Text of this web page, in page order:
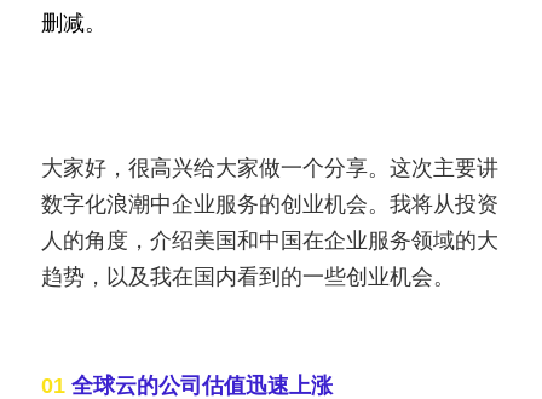
删减。
大家好，很高兴给大家做一个分享。这次主要讲
数字化浪潮中企业服务的创业机会。我将从投资
人的角度，介绍美国和中国在企业服务领域的大
趋势，以及我在国内看到的一些创业机会。
01 全球云的公司估值迅速上涨